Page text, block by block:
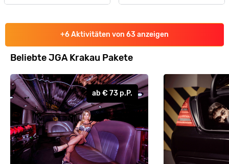
+6 Aktivitäten von 63 anzeigen
Beliebte JGA Krakau Pakete
ab € 73 p.P.